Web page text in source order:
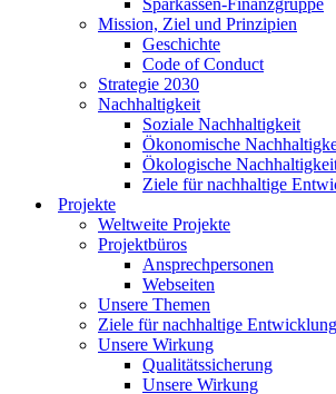
Mission, Ziel und Prinzipien
Geschichte
Code of Conduct
Strategie 2030
Nachhaltigkeit
Soziale Nachhaltigkeit
Ökonomische
Ökologische
Ziele für nachhaltige
Projekte
Weltweite Projekte
Projektbüros
Ansprechpersonen
Webseiten
Unsere Themen
Ziele für nachhaltige Entwicklung
Unsere Wirkung
Qualitätssicherung
Unsere Wirkung